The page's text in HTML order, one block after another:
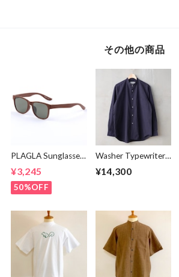
その他の商品
PLAGLA Sunglasses
BROWN×GREEN
¥3,245
50%OFF
Washer Typewriter
Collar Shirt Mid
¥14,300